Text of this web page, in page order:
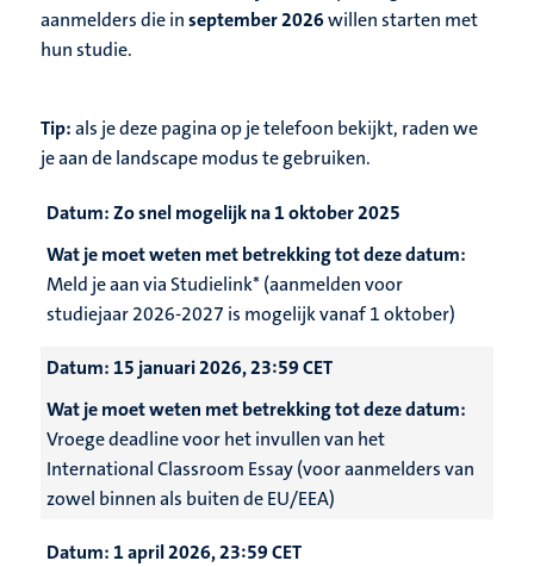
aanmelders die inseptember 2026willen starten met
hun studie.
Tip:als je deze pagina op je telefoon bekijkt, raden we
je aan de landscape modus te gebruiken.
Datum:Zo snel mogelijk na 1 oktober 2025
Wat je moet weten met betrekking tot deze datum:
Meld je aan via Studielink* (aanmelden voor
studiejaar 2026-2027 is mogelijk vanaf 1 oktober)
Datum: 15 januari 2026, 23:59 CET
Wat je moet weten met betrekking tot deze datum:
Vroege deadline voor het invullen van het
International Classroom Essay (voor aanmelders van
zowel binnen als buiten de EU/EEA)
Datum: 1 april 2026, 23:59 CET